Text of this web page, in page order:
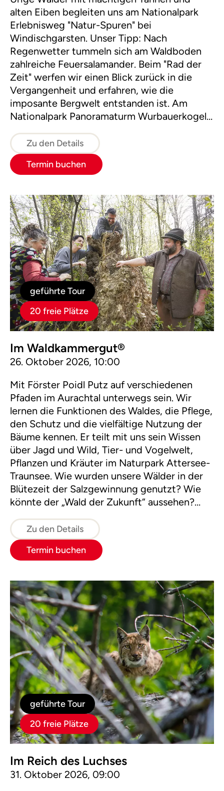
alten Eiben begleiten uns am Nationalpark
Erlebnisweg "Natur-Spuren" bei
Windischgarsten. Unser Tipp: Nach
Regenwetter tummeln sich am Waldboden
zahlreiche Feuersalamander. Beim "Rad der
Zeit" werfen wir einen Blick zurück in die
Vergangenheit und erfahren, wie die
imposante Bergwelt entstanden ist. Am
Nationalpark Panoramaturm Wurbauerkogel
einen herrlichen Rundblick auf über 21
Zweitausender Gipfel.
Zu den Details
Termin buchen
geführte Tour
20 freie Plätze
Im Waldkammergut®
26. Oktober 2026, 10:00
Mit Förster Poidl Putz auf verschiedenen
Pfaden im Aurachtal unterwegs sein. Wir
lernen die Funktionen des Waldes, die Pflege,
den Schutz und die vielfältige Nutzung der
Bäume kennen. Er teilt mit uns sein Wissen
über Jagd und Wild, Tier- und Vogelwelt,
Pflanzen und Kräuter im Naturpark Attersee-
Traunsee. Wie wurden unsere Wälder in der
Blütezeit der Salzgewinnung genutzt? Wie
könnte der „Wald der Zukunft“ aussehen?
unterschiedlichen Terminen bietet diese Tour
besonders viel Abwechslung.
Zu den Details
Termin buchen
geführte Tour
20 freie Plätze
Im Reich des Luchses
31. Oktober 2026, 09:00